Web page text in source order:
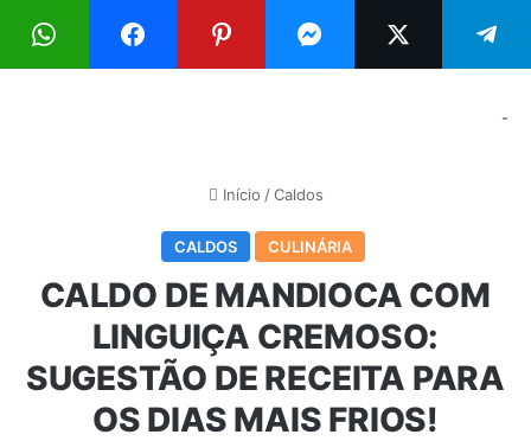
Menu
-
Início / Caldos
CALDOS CULINÁRIA
CALDO DE MANDIOCA COM
LINGUIÇA CREMOSO:
SUGESTÃO DE RECEITA PARA
OS DIAS MAIS FRIOS!